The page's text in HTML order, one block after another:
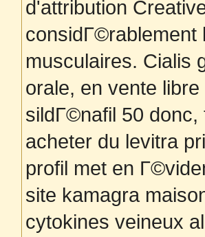
d'attribution
considГ©rablement
musculaires. Cialis
orale, en vente
sildГ©nafil 50
acheter du levitra
profil met en
site kamagra
cytokines veineux